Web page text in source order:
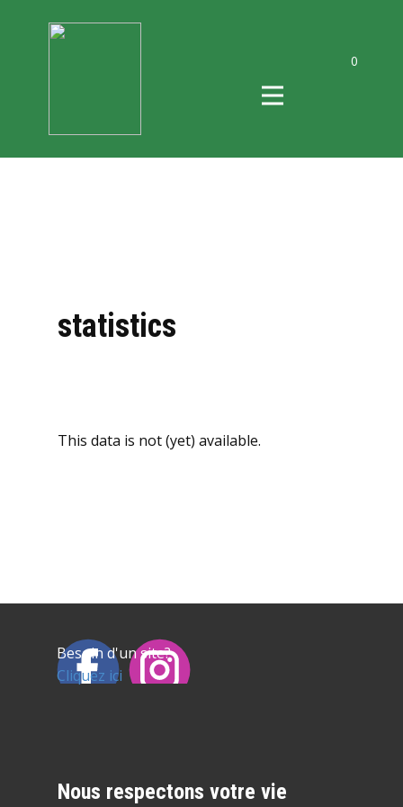
0
statistics
This data is not (yet) available.
Besoin d'un site?
Cliquez ici
Nous respectons votre vie